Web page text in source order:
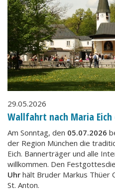
29.05.2026
Wallfahrt nach Maria Eich
Am Sonntag, den 05.07.2026
der Region München die
Eich. Bannerträger und alle
willkommen. Den
Uhr hält Bruder Markus Thüer
St. Anton.